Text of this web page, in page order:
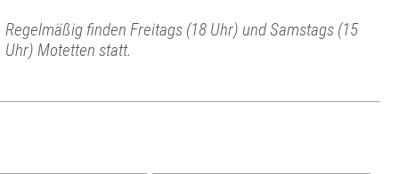
Regelmäßig finden Freitags (18 Uhr) und Samstags (15
Uhr) Motetten statt.